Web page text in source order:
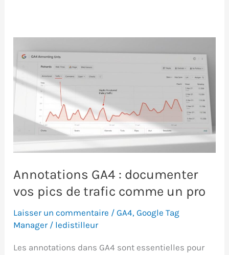
Annotations GA4 : documenter
vos pics de trafic comme un pro
Laisser un commentaire /GA4,Google Tag
Manager/ ledistilleur
Les annotations dans GA4 sont essentielles pour